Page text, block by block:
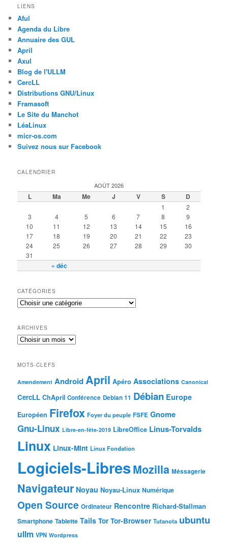
LIENS
Aful
Agenda du Libre
Annuaire des GUL
April
Axul
Blog de l'ULLM
CercLL
Distributions GNU/Linux
Framasoft
Le Site du Manchot
LéaLinux
micr-os.com
Suivez nous sur Facebook
CALENDRIER
AOÛT 2026
L Ma Me J V S D
« déc
1
2
3
4 5 6 7 8
9
10
11 12 13 14 15
16
17
18 19 20 21 22
23
24
25 26 27 28 29
30
31
CATÉGORIES
ARCHIVES
MOTS-CLEFS
Amendement AndroidApril Apéro Associations Canonical
CercLL ChApril Conférence Debian 11 Débian Europe
Européen Firefox Foyer du peuple FSFE Gnome
Gnu-Linux Libre-en-fête-2019 LibreOffice Linus-Torvalds
Linux Linux-Mint Linux Fondation
Logiciels-LibresMozilla Méssagerie
Navigateur Noyau Noyau-Linux Numérique
Open Source Ordinateur Rencontre Richard-Stallman
Smartphone Tablette Tails Tor Tor-Browser Tutanota ubuntu
ullm VPN Wordpress